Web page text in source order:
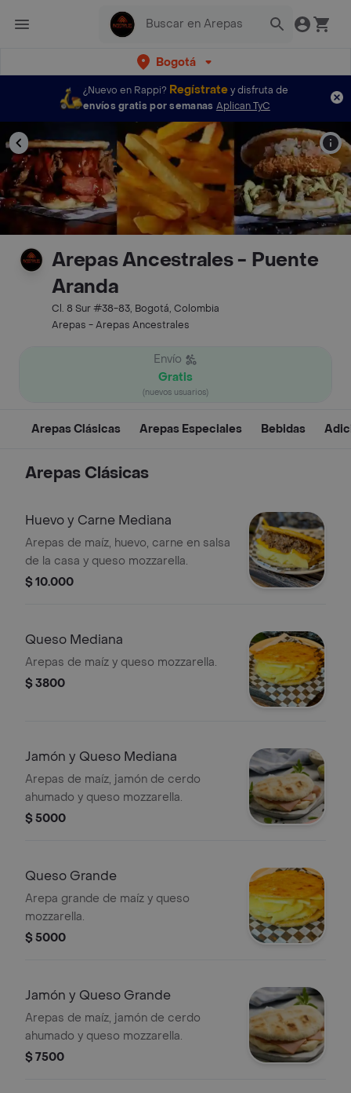
Bogotá
¿Nuevo en Rappi? Regístratey disfruta de
envíos gratis por semanas Aplican TyC
Arepas Ancestrales - Puente
Aranda
Cl. 8 Sur #38-83, Bogotá, Colombia
Arepas - Arepas Ancestrales
Envío
Gratis
(nuevos usuarios)
Arepas Clásicas Arepas Especiales Bebidas
Arepas Clásicas
Huevo y Carne Mediana
Arepas de maíz, huevo, carne en salsa
de la casa y queso mozzarella.
$ 10.000
Queso Mediana
Arepas de maíz y queso mozzarella.
$ 3800
Jamón y Queso Mediana
Arepas de maíz, jamón de cerdo
ahumado y queso mozzarella.
$ 5000
Queso Grande
Arepa grande de maíz y queso
mozzarella.
$ 5000
Jamón y Queso Grande
Arepas de maíz, jamón de cerdo
ahumado y queso mozzarella.
$ 7500